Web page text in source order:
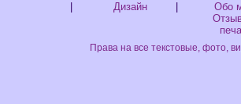
Дизайн
Обо
Права на все текстовые, фото,